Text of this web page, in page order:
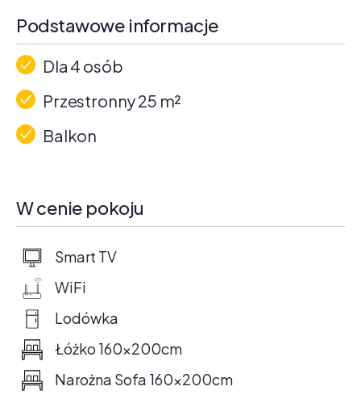
Podstawowe informacje
Dla 4 osób
Przestronny 25 m²
Balkon
W cenie pokoju
Smart TV
WiFi
Lodówka
Łóżko 160x200cm
Narożna Sofa 160x200cm